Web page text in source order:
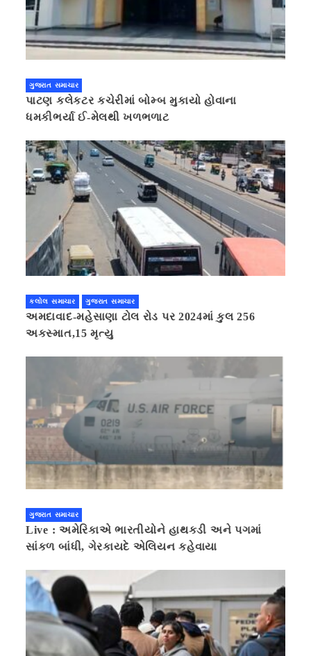
ગુજરાત સમાચાર
પાટણ કલેકટર કચેરીમાં બોમ્બ મુકાયો હોવાના
ધમકીભર્યા ઈ-મેલથી ખળભળાટ
કલોલ સમાચાર ગુજરાત સમાચાર
અમદાવાદ-મહેસાણા ટોલ રોડ પર 2024માં કુલ 256
અકસ્માત,15 મૃત્યુ
ગુજરાત સમાચાર
Live : અમેરિકાએ ભારતીયોને હાથકડી અને પગમાં
સાંકળ બાંધી, ગેરકાયદે એલિયન કહેવાયા